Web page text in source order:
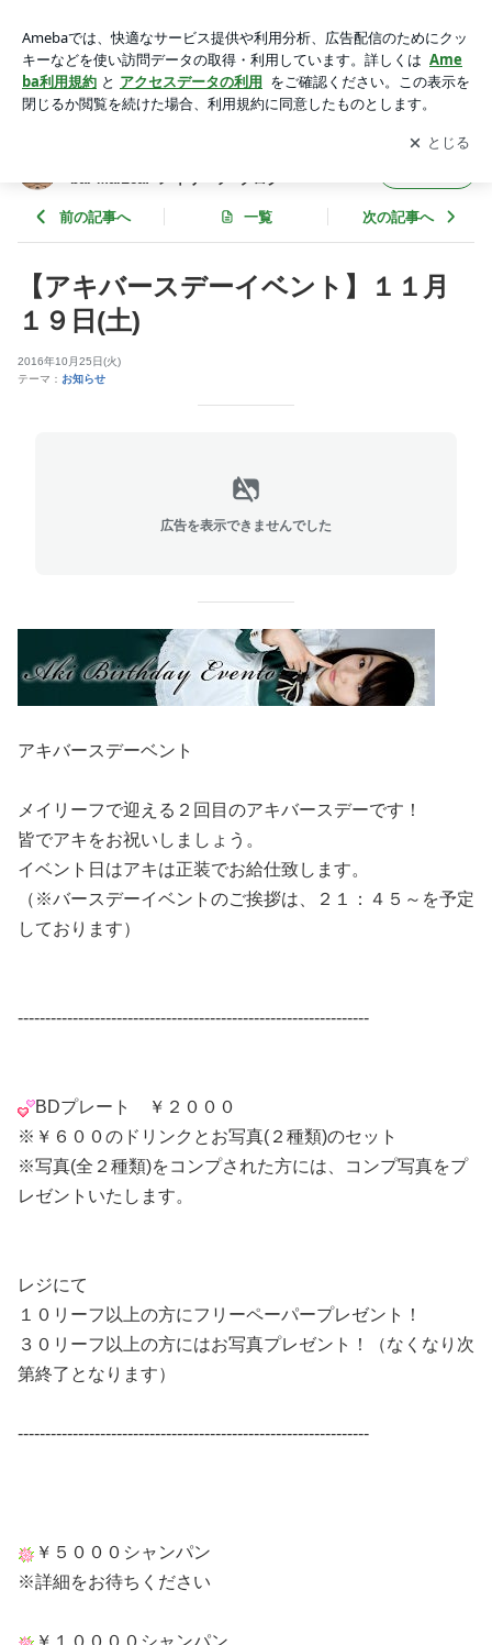
メイドカフェ Maid tearoom&bar MaiLeaf -メイリーフ- ブロ
アプリをダウンロードして ブログの更新通知
を受け取りまし
ょう。
開く
bar MaiLeaf -メイリーフ- ブログ
前の記事へ 一覧 次の記事へ
【アキバースデーイベント】１１月
１９日(土)
2016年10月25日(火)
テーマ： お知らせ
広告を表示できませんでした
アキバースデーベント
メイリーフで迎える２回目のアキバースデーです！
皆でアキをお祝いしましょう。
イベント日はアキは正装でお給仕致します。
（※バースデーイベントのご挨拶は、２１：４５～を予定
しております）
----------------------------------------------------------------
BDプレート ￥２０００
※￥６００のドリンクとお写真(２種類)のセット
※写真(全２種類)をコンプされた方には、コンプ写真をプ
レゼントいたします。
レジにて
１０リーフ以上の方にフリーペーパープレゼント！
３０リーフ以上の方にはお写真プレゼント！（なくなり次
第終了となります）
----------------------------------------------------------------
￥５０００シャンパン
※詳細をお待ちください
￥１００００シャンパン